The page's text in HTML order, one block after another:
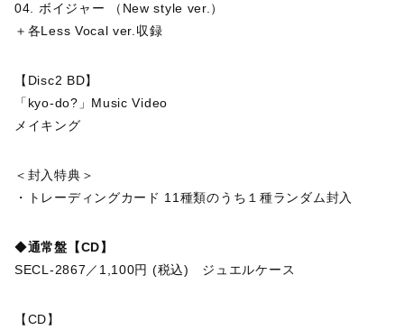
04. ボイジャー （New style ver.）
＋各Less Vocal ver.収録
【Disc2 BD】
「kyo-do?」Music Video
メイキング
＜封入特典＞
・トレーディングカード 11種類のうち１種ランダム封入
◆通常盤【CD】
SECL-2867／1,100円 (税込) ジュエルケース
【CD】